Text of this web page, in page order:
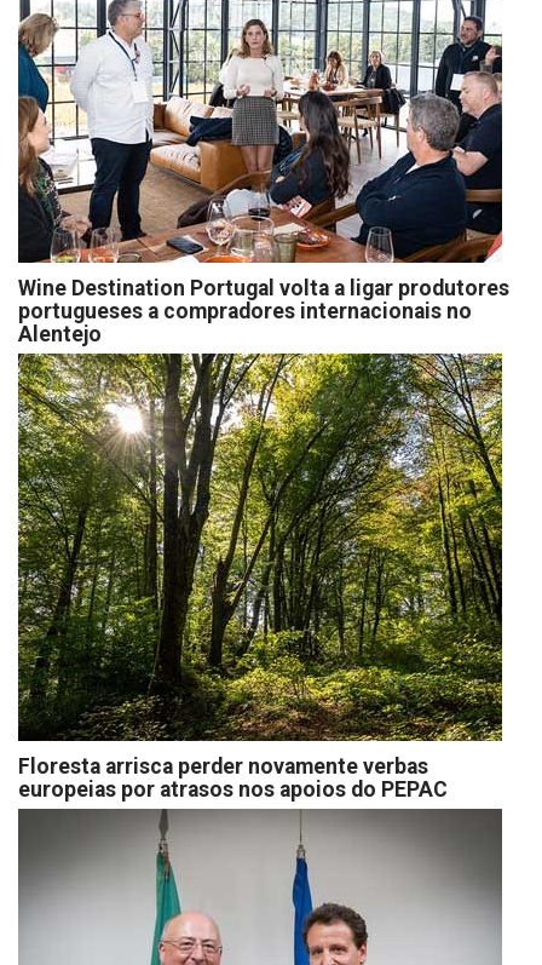
Wine Destination Portugal volta a ligar produtores
portugueses a compradores internacionais no
Alentejo
Floresta arrisca perder novamente verbas
europeias por atrasos nos apoios do PEPAC